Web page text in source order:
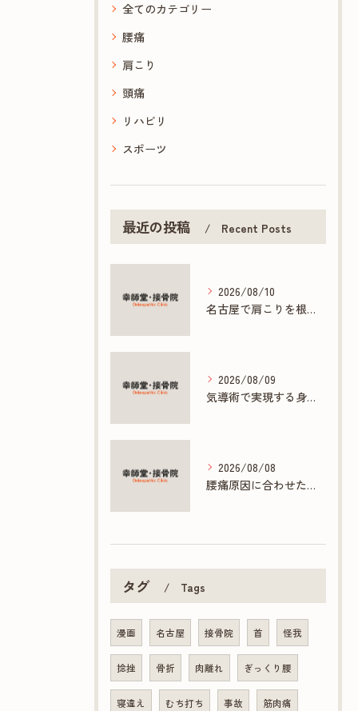
全てのカテゴリー
腰痛
肩こり
頭痛
リハビリ
スポーツ
最近の投稿 Recent Posts
2026/08/10
名古屋で肩こりを根本改善する接骨院の施術法
2026/08/09
気導術で実現する身体と心の根本ケアとは
2026/08/08
腰痛原因に合わせた接骨院の根本ケア方法
タグ Tags
漫画 名古屋 接骨院 首 怪我
捻挫 骨折 肉離れ ぎっくり腰
寝違え むち打ち 事故 筋肉痛